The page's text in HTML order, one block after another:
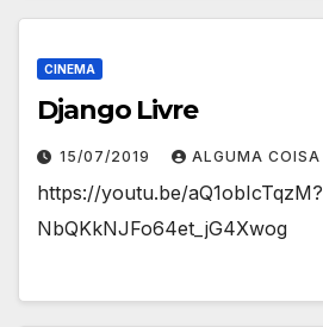
CINEMA
Django Livre
15/07/2019 ALGUMA COISA
https://youtu.be/
NbQKkNJFo64et_jG4Xwog